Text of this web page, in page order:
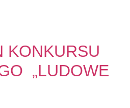
KONKURSU
„LUDOWE